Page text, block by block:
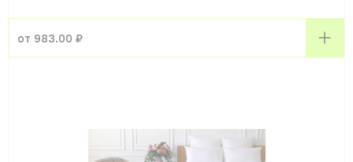
от 983.00 ₽